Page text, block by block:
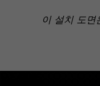
이 설치 도